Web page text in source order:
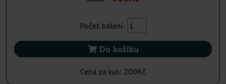
Počet balení:
Do košíku
Cena za kus: 200Kč